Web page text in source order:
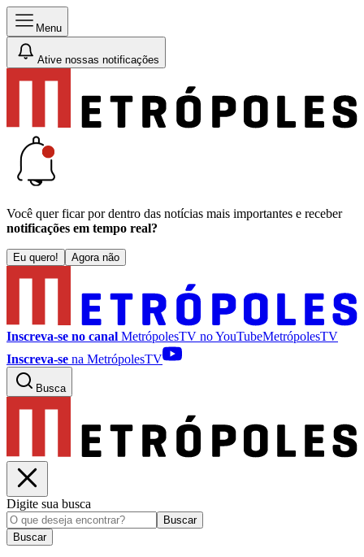
Menu
Ative nossas notificações
Você quer ficar por dentro das notícias mais importantes e receber
notificações em tempo real?
Eu quero! Agora não
Inscreva-se no canal MetrópolesTV noYouTubeMetrópolesTV
Inscreva-se na MetrópolesTV
Busca
Digite sua busca
Buscar
Buscar